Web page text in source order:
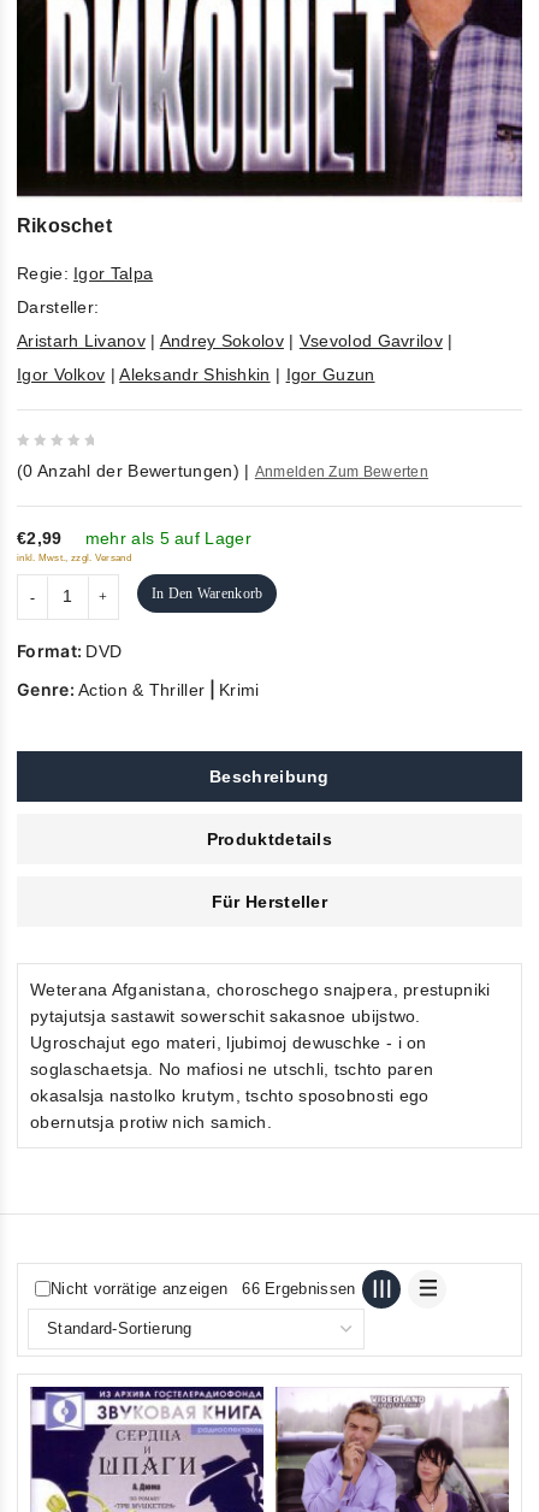
Rikoschet
Regie: Igor Talpa
Darsteller:
Aristarh Livanov| Andrey Sokolov| Vsevolod Gavrilov|
Igor Volkov |Aleksandr Shishkin | Igor Guzun
out
of
5
(0 Anzahl der Bewertungen) | Anmelden Zum Bewerten
€2,99 mehr als 5 auf Lager
inkl. Mwst., zzgl. Versand
In Den Warenkorb
Format: DVD
Genre:Action & Thriller Krimi
Beschreibung
Produktdetails
Für Hersteller
Weterana Afganistana, choroschego snajpera, prestupniki
pytajutsja sastawit sowerschit sakasnoe ubijstwo.
Ugroschajut ego materi, ljubimoj dewuschke - i on
soglaschaetsja. No mafiosi ne utschli, tschto paren
okasalsja nastolko krutym, tschto sposobnosti ego
obernutsja protiw nich samich.
Nicht vorrätige anzeigen 66 Ergebnissen